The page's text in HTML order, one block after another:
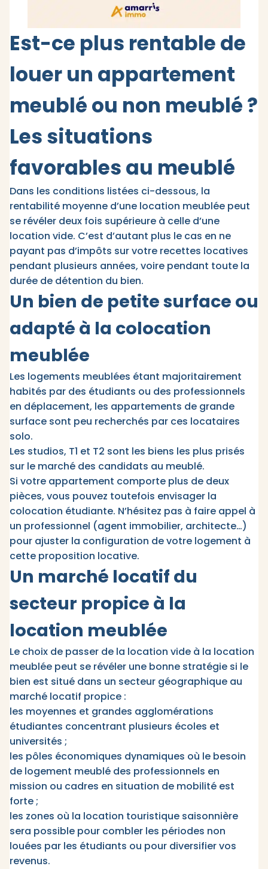
Est-ce plus rentable de
louer un appartement
meublé ou non meublé ?
Les situations
favorables au meublé
Dans les conditions listées ci-dessous, la
rentabilité moyenne d’une location meublée peut
se révéler deux fois supérieure à celle d’une
location vide. C’est d’autant plus le cas en ne
payant pas d’impôts sur votre recettes locatives
pendant plusieurs années, voire pendant toute la
durée de détention du bien.
Un bien de petite surface ou
adapté à la colocation
meublée
Les logements meublées étant majoritairement
habités par des étudiants ou des professionnels
en déplacement, les appartements de grande
surface sont peu recherchés par ces locataires
solo.
Les studios, T1 et T2 sont les biens les plus prisés
sur le marché des candidats au meublé.
Si votre appartement comporte plus de deux
pièces, vous pouvez toutefois envisager la
colocation étudiante. N’hésitez pas à faire appel à
un professionnel (agent immobilier, architecte…)
pour ajuster la configuration de votre logement à
cette proposition locative.
Un marché locatif du
secteur propice à la
location meublée
Le choix de passer de la location vide à la location
meublée peut se révéler une bonne stratégie si le
bien est situé dans un secteur géographique au
marché locatif propice :
les moyennes et grandes agglomérations
étudiantes concentrant plusieurs écoles et
universités ;
les pôles économiques dynamiques où le besoin
de logement meublé des professionnels en
mission ou cadres en situation de mobilité est
forte ;
les zones où la location touristique saisonnière
sera possible pour combler les périodes non
louées par les étudiants ou pour diversifier vos
revenus.